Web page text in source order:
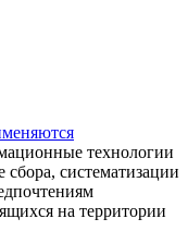
технологии
систематизации
на территории